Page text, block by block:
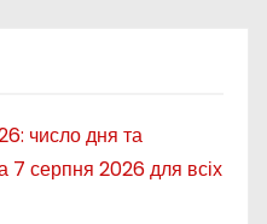
число дня та
7 серпня 2026 для всіх